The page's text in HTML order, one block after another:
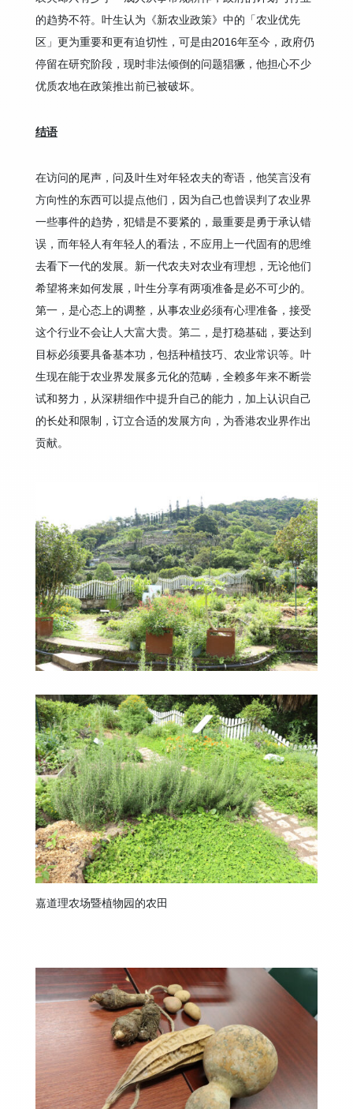
的趋势不符。叶生认为《新农业政策》中的「农业优先
区」更为重要和更有迫切性，可是由2016年至今，政府仍
停留在研究阶段，现时非法倾倒的问题猖獗，他担心不少
优质农地在政策推出前已被破坏。
结语
在访问的尾声，问及叶生对年轻农夫的寄语，他笑言没有
方向性的东西可以提点他们，因为自己也曾误判了农业界
一些事件的趋势，犯错是不要紧的，最重要是勇于承认错
误，而年轻人有年轻人的看法，不应用上一代固有的思维
去看下一代的发展。新一代农夫对农业有理想，无论他们
希望将来如何发展，叶生分享有两项准备是必不可少的。
第一，是心态上的调整，从事农业必须有心理准备，接受
这个行业不会让人大富大贵。第二，是打稳基础，要达到
目标必须要具备基本功，包括种植技巧、农业常识等。叶
生现在能于农业界发展多元化的范畴，全赖多年来不断尝
试和努力，从深耕细作中提升自己的能力，加上认识自己
的长处和限制，订立合适的发展方向，为香港农业界作出
贡献。
嘉道理农场暨植物园的农田